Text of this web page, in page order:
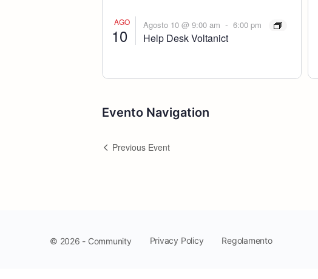
AGO
10
Agosto 10 @ 9:00 am - 6:00 pm
Help Desk Voltanict
Evento Navigation
Previous Event
© 2026 - Community Privacy Policy Regolamento